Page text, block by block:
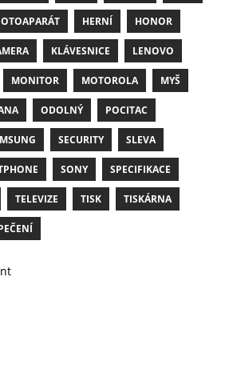
HERNÍ HONOR
KLÁVESNICE LENOVO
MONITOR MOTOROLA MYŠ
ODOLNÝ POCITAC
SECURITY SLEVA
SONY SPECIFIKACE
TELEVIZE TISK TISKÁRNA